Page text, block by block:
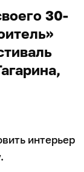
30-
интерьер